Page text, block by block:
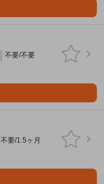
不要/不要
不要/1.5ヶ月